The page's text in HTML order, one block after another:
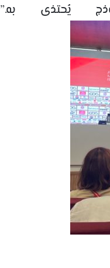
يُحتذى به.”